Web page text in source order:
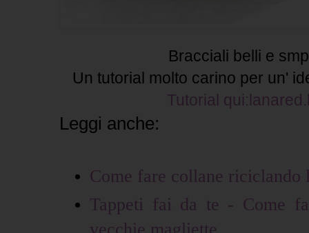
Bracciali belli e
Un tutorial molto carino per un'
Tutorial
Leggi anche:
Come fare collane riciclando
Tappeti fai da te - Come
vecchie magliette